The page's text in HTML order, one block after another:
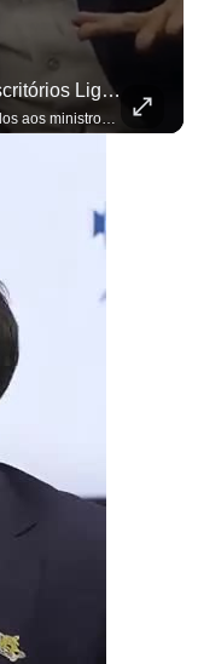
"Vamos Acabar Com A Farra Dos Escritórios Ligados Aos Ministros Do STF"